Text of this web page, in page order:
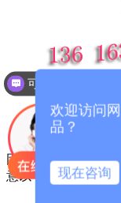
因此，在使用超声
意以下几点：
欢迎访问
品？
现在咨询